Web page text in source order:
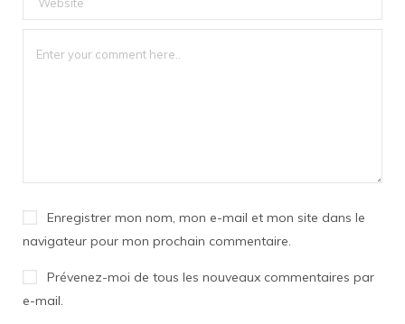
Enregistrer mon nom, mon e-mail et mon site dans le
navigateur pour mon prochain commentaire.
Prévenez-moi de tous les nouveaux commentaires par
e-mail.